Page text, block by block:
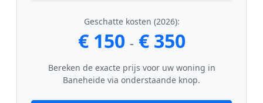
Geschatte kosten (2026):
€ 150 - € 350
Bereken de exacte prijs voor uw woning in
Baneheide via onderstaande knop.